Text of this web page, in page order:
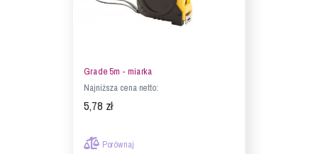
Grade 5m - miarka
Najniższa cena netto:
5,78 zł
Porównaj